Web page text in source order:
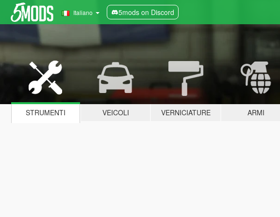
Italiano 5mods on Discord
STRUMENTI VEICOLI VERNICIATURE ARMI